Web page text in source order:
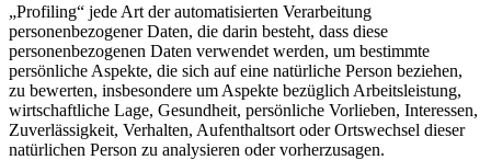
„Profiling“ jede Art der automatisierten Verarbeitung
personenbezogener Daten, die darin besteht, dass diese
personenbezogenen Daten verwendet werden, um bestimmte
persönliche Aspekte, die sich auf eine natürliche Person beziehen,
zu bewerten, insbesondere um Aspekte bezüglich Arbeitsleistung,
wirtschaftliche Lage, Gesundheit, persönliche Vorlieben, Interessen,
Zuverlässigkeit, Verhalten, Aufenthaltsort oder Ortswechsel dieser
natürlichen Person zu analysieren oder vorherzusagen.